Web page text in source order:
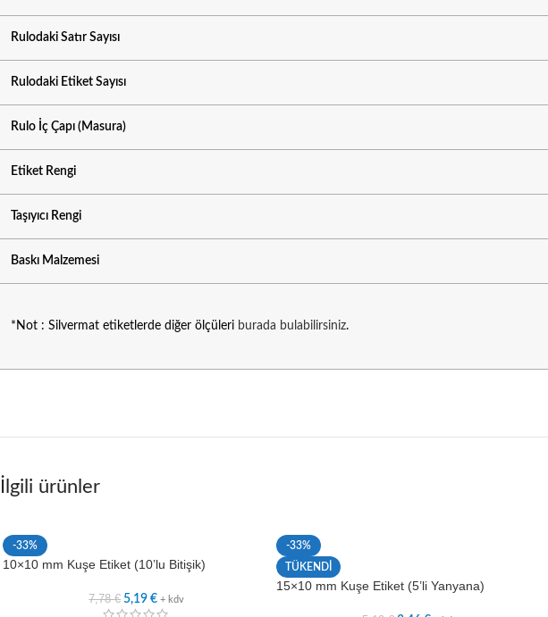
Rulodaki Satır Sayısı
Rulodaki Etiket Sayısı
Rulo İç Çapı (Masura)
Etiket Rengi
Taşıyıcı Rengi
Baskı Malzemesi
*Not : Silvermat etiketlerde diğer ölçüleri burada bulabilirsiniz.
İlgili ürünler
-33%
10×10 mm Kuşe Etiket (10’lu Bitişik)
7,78€ 5,19€ + kdv
-33%
TÜKENDİ
15×10 mm Kuşe Etiket (5’li Yanyana)